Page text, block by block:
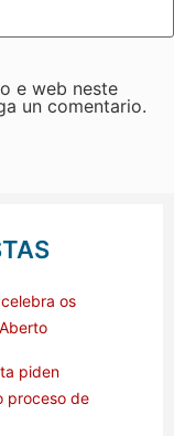
e web neste
un comentario.
os
piden
proceso de